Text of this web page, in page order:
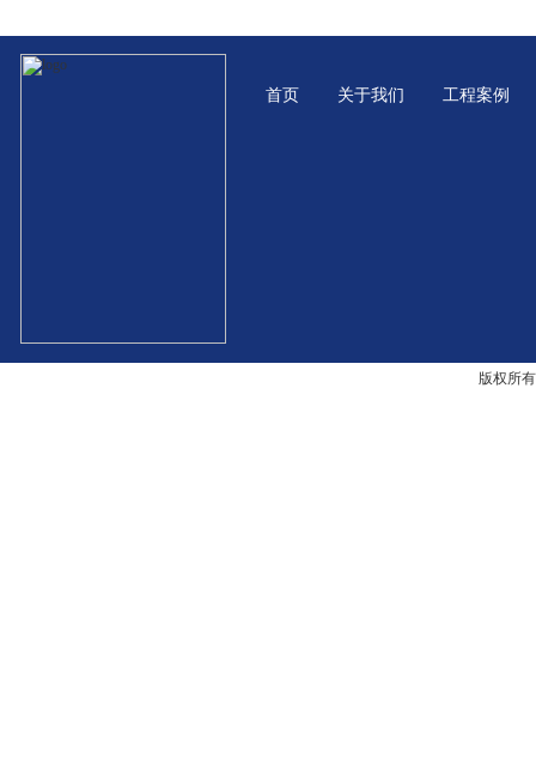
首页 关于我们 工程案例
版权所